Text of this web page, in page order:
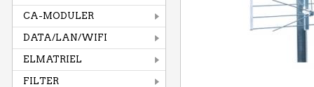
CA-MODULER
DATA/LAN/WIFI
ELMATRIEL
FILTER